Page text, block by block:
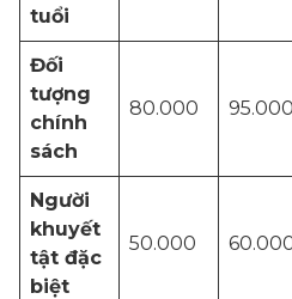
tuổi
Đối
tượng
chính
sách
80.000 95.000
Người
khuyết
tật đặc
biệt
50.000